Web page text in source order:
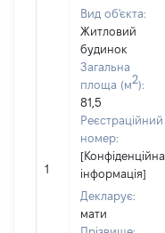
1
Вид об'єкта:
Житловий
будинок
Загальна
площа (м2):
81,5
Реєстраційний
номер:
[Конфіденційна
інформація]
Декларує:
мати